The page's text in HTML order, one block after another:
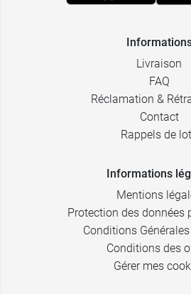
Livraison
FAQ
Réclamation &
Contact
Rappels de
Informations
Mentions
Protection des données
Conditions
Conditions des
Gérer mes